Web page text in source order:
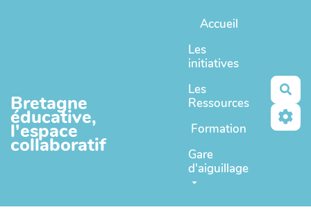
Bretagne
éducative,
l'espace
collaboratif
Accueil
Les
initiatives
Les
Ressources
Formation
Gare
d'aiguillage